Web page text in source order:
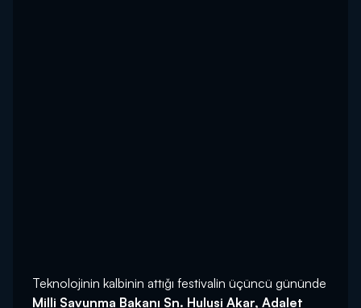
Teknolojinin kalbinin attığı festivalin üçüncü gününde
Milli Savunma Bakanı Sn. Hulusi Akar, Adalet